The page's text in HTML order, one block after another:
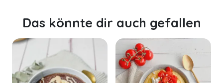
Das könnte dir auch gefallen